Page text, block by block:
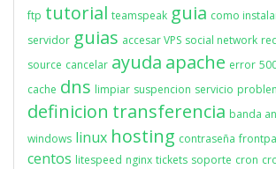
ftp tutorial teamspeak guia como
servidor guias accesar VPS social network
source cancelar ayuda apache error
cache dns limpiar suspencion servicio
definicion transferencia banda
windows linux hosting contraseña
centos litespeed nginx tickets soporte cron